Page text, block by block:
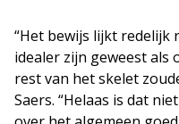
“Het bewijs lijkt
idealer zijn geweest als
rest van het skelet
Saers. “Helaas is dat